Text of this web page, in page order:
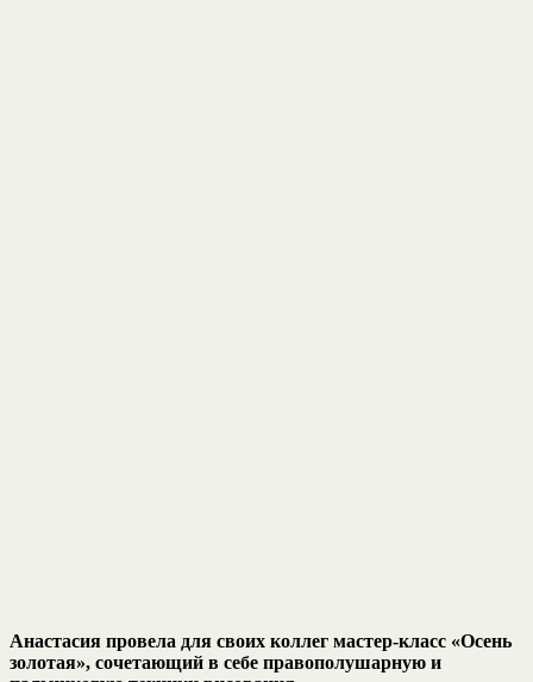
Анастасия провела для своих коллег мастер-класс «Осень
золотая», сочетающий в себе правополушарную и